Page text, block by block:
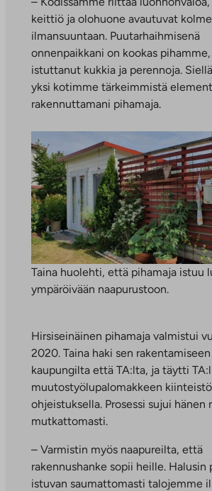
keittiö ja olohuone avautuvat
ilmansuuntaan. Puutarhaihmisenä
onnenpaikkani on kookas
istuttanut kukkia ja perennoja.
yksi kotimme tärkeimmistä
rakennuttamani pihamaja.
Taina huolehti, että pihamaja istuu
ympäröivään naapurustoon.
Hirsiseinäinen pihamaja valmistui
2020. Taina haki sen
kaupungilta että TA:lta, ja täytti
muutostyölupalomakkeen
ohjeistuksella. Prosessi sujui hänen
mutkattomasti.
– Varmistin myös naapureilta, että
rakennushanke sopii heille. Halusin
istuvan saumattomasti talojemme